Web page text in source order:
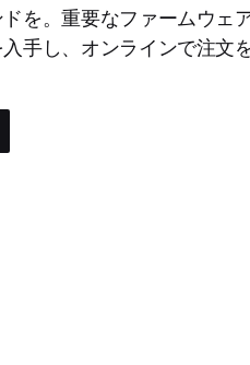
を。重要なファームウェ
手し、オンラインで注文